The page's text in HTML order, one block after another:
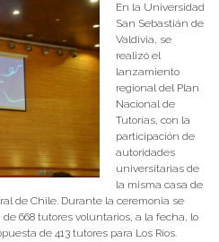
En la Universidad
San Sebastián de
Valdivia, se
realizó el
lanzamiento
regional del Plan
Nacional de
Tutorías, con la
participación de
autoridades
universitarias de
la misma casa de
de Chile. Durante la ceremonia se
668 tutores voluntarios, a la fecha, lo
de 413 tutores para Los Ríos.